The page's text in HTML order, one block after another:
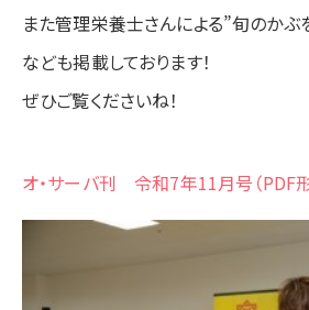
また管理栄養士さんによる”旬のかぶ
なども掲載しております！
ぜひご覧くださいね！
オ・サーバ刊 令和7年11月号（PDF形